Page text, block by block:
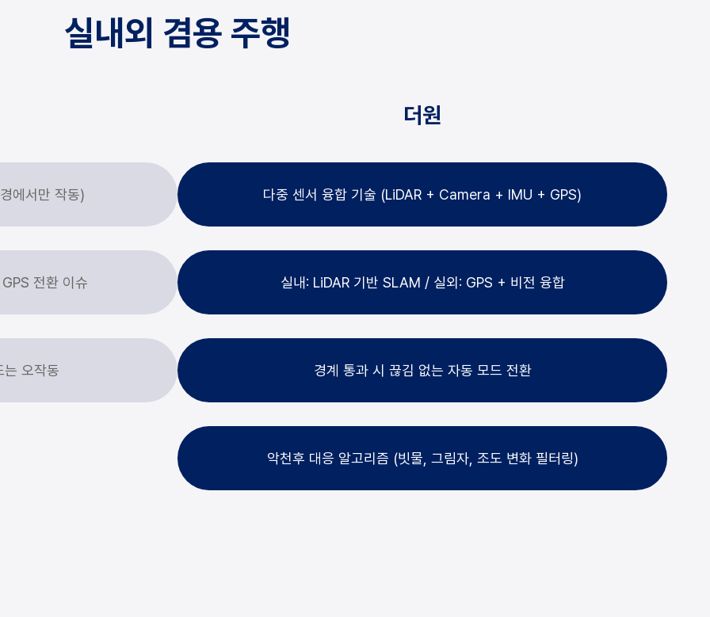
실내외 겸용 주행
에서만 작동)
전환 이슈
오작동
더원
다중 센서 융합 기술 (LiDAR + Camera + IMU + GPS)
실내: LiDAR 기반 SLAM / 실외: GPS + 비전 융합
경계 통과 시 끊김 없는 자동 모드 전환
악천후 대응 알고리즘 (빗물, 그림자, 조도 변화 필터링)